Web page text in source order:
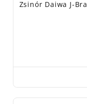
Zsinór Daiwa J-